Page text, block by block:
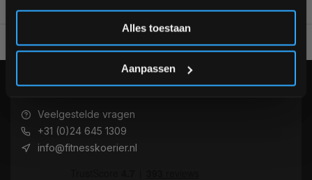
Alles toestaan
Aanpassen
Voor 95% direct uit voorraad geleverd Professionele
KLANTENSERVICE
Veelgestelde vragen
+31 (0)24 645 1309
info@fitnesskoerier.nl
Inschrijven
*Verzendkosten vallen buiten de korting